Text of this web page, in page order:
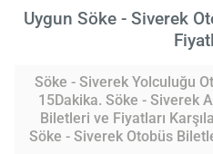
Uygun Söke - Siverek
Söke - Siverek Yolculuğu
15Dakika. Söke - Siverek
Biletleri ve Fiyatları
Söke - Siverek Otobüs